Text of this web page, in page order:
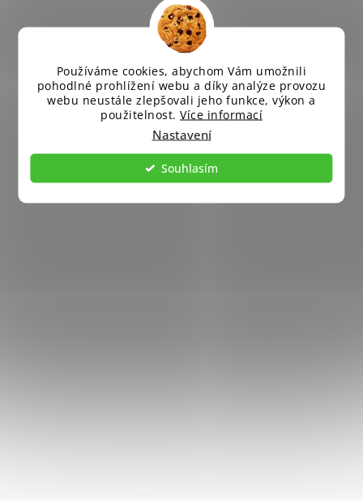
Používáme cookies, abychom Vám umožnili
pohodlné prohlížení webu a díky analýze provozu
webu neustále zlepšovali jeho funkce, výkon a
použitelnost. Více informací
Nastavení
Souhlasím